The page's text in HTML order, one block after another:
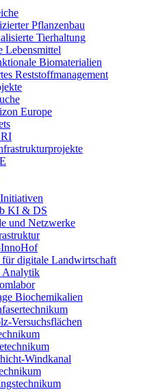
Pflanzenbau
Tierhaltung
Lebensmittel
Biomaterialien
Reststoffmanagement
Europe
KI & DS
und Netzwerke
digitale Landwirtschaft
Analytik
Biochemikalien
Versuchsflächen
Windkanal